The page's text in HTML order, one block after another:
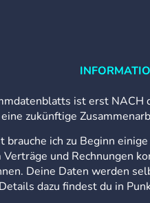
ist erst NACH
zukünftige
brauche ich zu Beginn
und Rechnungen
Deine Daten werden
Details dazu findest du in